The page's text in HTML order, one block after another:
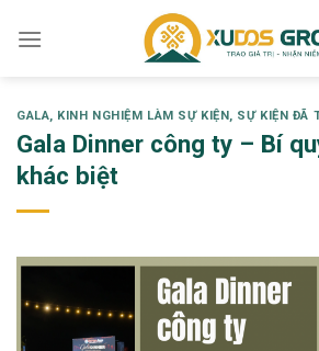
GALA, KINH NGHIỆM LÀM SỰ KIỆN, SỰ KIỆN ĐÃ
Gala Dinner công ty – Bí
khác biệt